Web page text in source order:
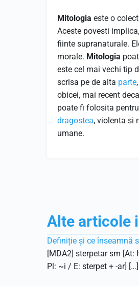
Mitologia este o
Aceste povesti
fiinte supranaturale.
morale. Mitologia
este cel mai vechi tip
scrisa pe de alta parte
obicei, mai recent
poate fi folosita
dragostea, violenta si
umane.
Alte articole
Definiție și ce înseamnă
[MDA2] sterpetar sm [At:
Pl: ~i / E: sterpet + -ar] […]